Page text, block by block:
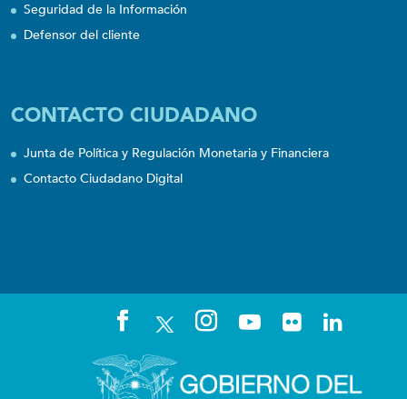
Seguridad de la Información
Defensor del cliente
CONTACTO CIUDADANO
Junta de Política y Regulación Monetaria y Financiera
Contacto Ciudadano Digital